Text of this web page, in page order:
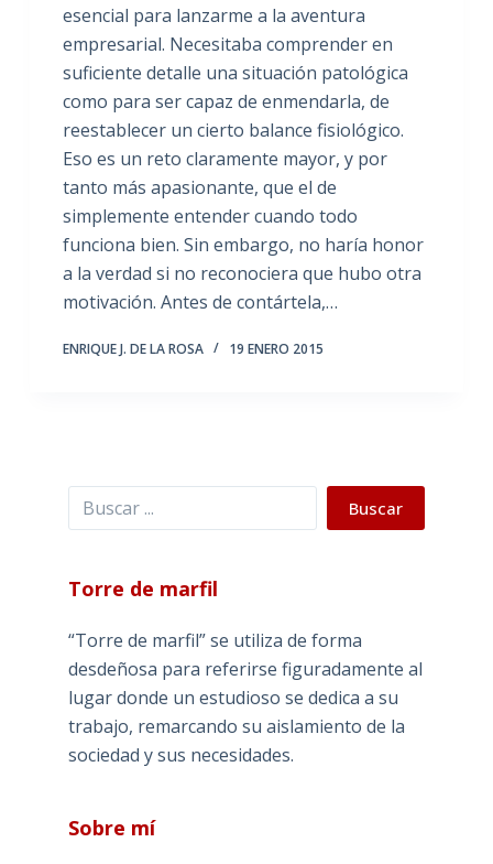
esencial para lanzarme a la aventura
empresarial. Necesitaba comprender en
suficiente detalle una situación patológica
como para ser capaz de enmendarla, de
reestablecer un cierto balance fisiológico.
Eso es un reto claramente mayor, y por
tanto más apasionante, que el de
simplemente entender cuando todo
funciona bien. Sin embargo, no haría honor
a la verdad si no reconociera que hubo otra
motivación. Antes de contártela,…
ENRIQUE J. DE LA ROSA 19 ENERO 2015
Buscar Buscar
Torre de marfil
“Torre de marfil” se utiliza de forma
desdeñosa para referirse figuradamente al
lugar donde un estudioso se dedica a su
trabajo, remarcando su aislamiento de la
sociedad y sus necesidades.
Sobre mí